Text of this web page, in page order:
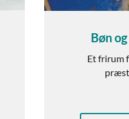
Bøn
Et frirum